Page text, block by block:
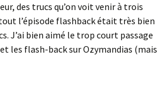
des trucs qu’on voit venir à trois
l’épisode flashback était très bien
J’ai bien aimé le trop court passage
les flash-back sur Ozymandias (mais